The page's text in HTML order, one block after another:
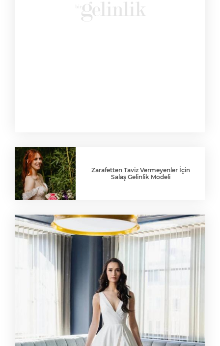
Zarafetten Taviz Vermeyenler İçin
Salaş Gelinlik Modeli